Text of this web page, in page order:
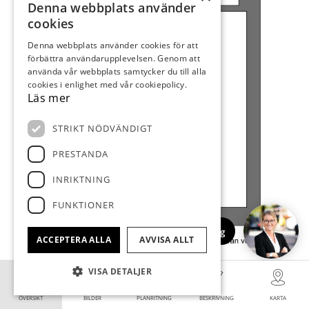
ÖVERSIKT BILDER PLANRITNING BESKRIVNING KARTA
Ring upp mig
Denna webbplats använder
cookies
Denna webbplats använder cookies för att
förbättra användarupplevelsen. Genom att
använda vår webbplats samtycker du till alla
cookies i enlighet med vår cookiepolicy.
Läs mer
STRIKT NÖDVÄNDIGT
PRESTANDA
INRIKTNING
FUNKTIONER
ACCEPTERA ALLA AVVISA ALLT
VISA DETALJER